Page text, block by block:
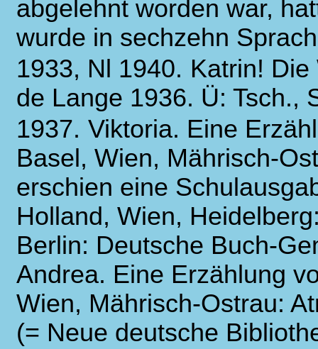
abgelehnt worden war,
wurde in sechzehn
1933, Nl 1940. Katrin!
de Lange 1936. Ü: Tsch.,
1937. Viktoria. Eine
Basel, Wien, Mährisch-
erschien eine
Holland, Wien,
Berlin: Deutsche Buch-
Andrea. Eine Erzählung
Wien, Mährisch-Ostrau:
(= Neue deutsche